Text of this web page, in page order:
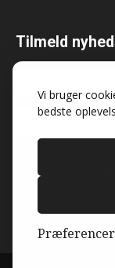
Vi bruger
bedste
Præferencer
Tilmeld
Må Kjerteminde
markedsføring?